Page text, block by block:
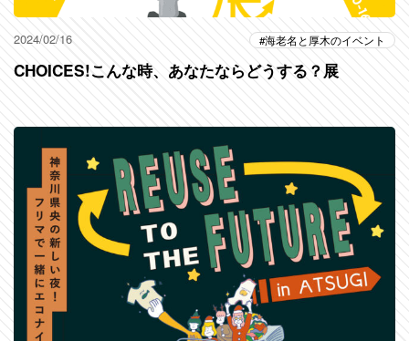
2024/02/16 海老名と厚木のイベント
CHOICES!こんな時、あなたならどうする？展